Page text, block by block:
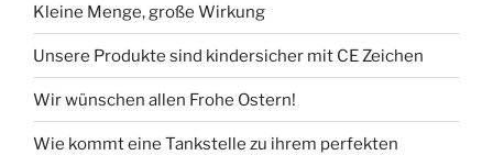
Kleine Menge, große Wirkung
Unsere Produkte sind kindersicher mit CE Zeichen
Wir wünschen allen Frohe Ostern!
Wie kommt eine Tankstelle zu ihrem perfekten